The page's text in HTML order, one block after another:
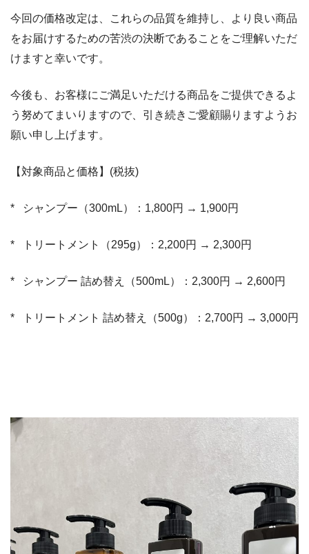
今回の価格改定は、これらの品質を維持し、より良い商品
をお届けするための苦渋の決断であることをご理解いただ
けますと幸いです。
今後も、お客様にご満足いただける商品をご提供できるよ
う努めてまいりますので、引き続きご愛顧賜りますようお
願い申し上げます。
【対象商品と価格】(税抜)
* シャンプー（300mL）：1,800円 → 1,900円
* トリートメント（295g）：2,200円 → 2,300円
* シャンプー 詰め替え（500mL）：2,300円 → 2,600円
* トリートメント 詰め替え（500g）：2,700円 → 3,000円